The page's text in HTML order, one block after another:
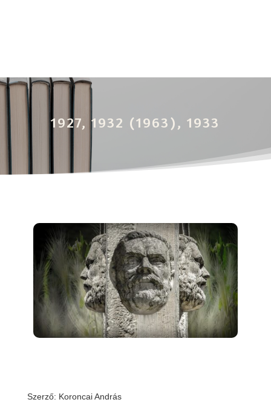
1927, 1932 (1963), 1933
Szerző: Koroncai András